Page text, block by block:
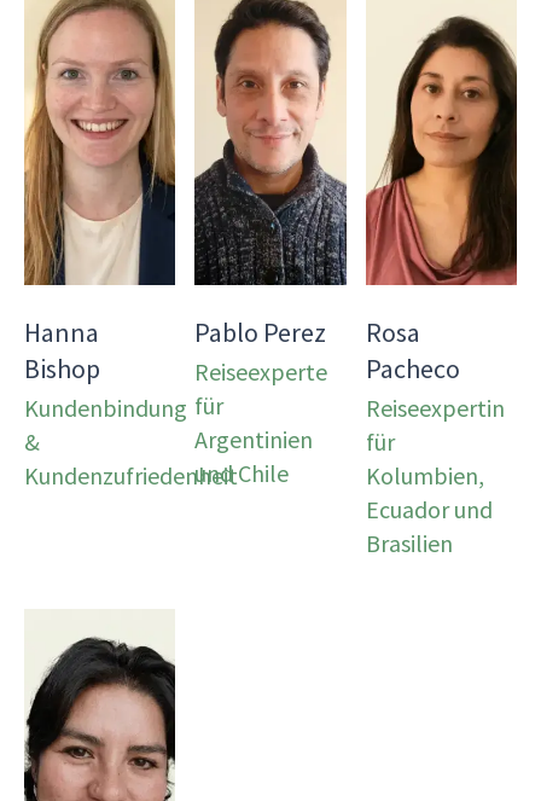
Hanna
Bishop
Kundenbindung
&
Kundenzufriedenheit
Pablo Perez
Reiseexperte
für
Argentinien
und Chile
Rosa
Pacheco
Reiseexpertin
für
Kolumbien,
Ecuador und
Brasilien